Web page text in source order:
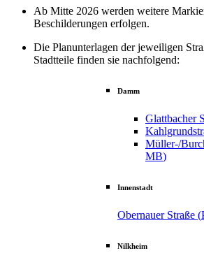
Ab Mitte 2026 werden weitere
Beschilderungen erfolgen.
Die Planunterlagen der jeweiligen
Stadtteile finden sie nachfolgend:
Damm
Glattbacher
Müller-/
MB)
Innenstadt
Obernauer Straße (
Nilkheim